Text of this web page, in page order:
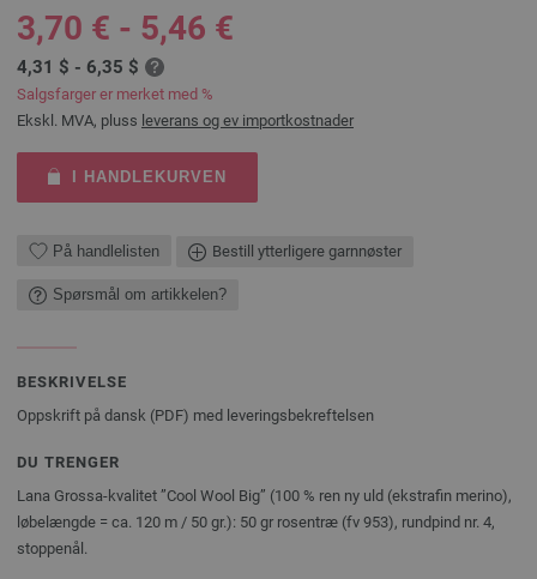
3,70 € - 5,46 €
4,31 $ - 6,35 $
Salgsfarger er merket med %
Ekskl. MVA, pluss leverans og ev importkostnader
I HANDLEKURVEN
På handlelisten Bestill ytterligere garnnøster
Spørsmål om artikkelen?
BESKRIVELSE
Oppskrift på dansk (PDF) med leveringsbekreftelsen
DU TRENGER
Lana Grossa-kvalitet ”Cool Wool Big” (100 % ren ny uld (ekstrafin merino),
løbelængde = ca. 120 m / 50 gr.): 50 gr rosentræ (fv 953), rundpind nr. 4,
stoppenål.